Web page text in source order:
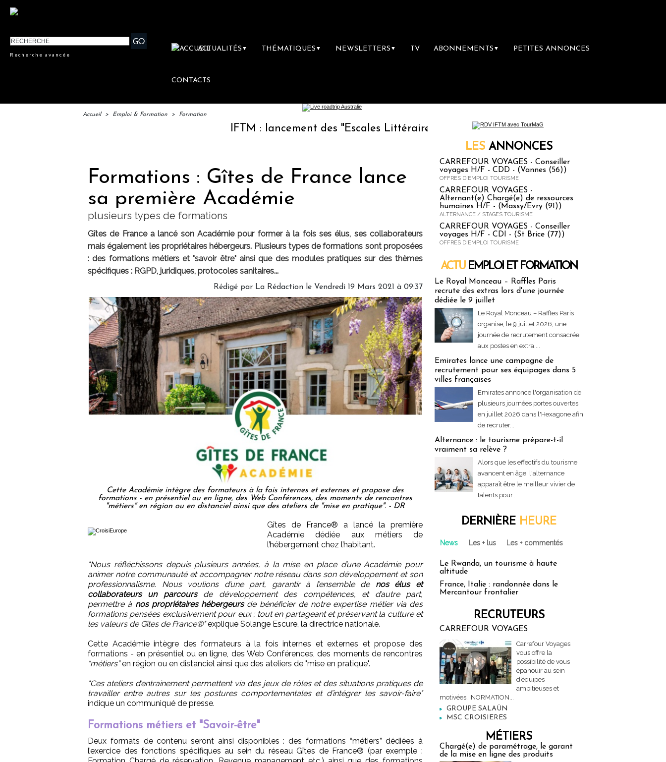
Recherche avancée
ACTUALITÉS ▼ THÉMATIQUES ▼ NEWSLETTERS ▼ TV ABONNEMENTS ▼ PETITES ANNONCES
CONTACTS
Accueil > Emploi & Formation > Formation
IFTM : lancement des "Escales Littéraires", la première librairie du voyage
Formations : Gîtes de France lance
sa première Académie
plusieurs types de formations
Gîtes de France a lancé son Académie pour former à la fois ses élus, ses collaborateurs
mais également les propriétaires hébergeurs. Plusieurs types de formations sont proposées
: des formations métiers et "savoir être" ainsi que des modules pratiques sur des thèmes
spécifiques : RGPD, juridiques, protocoles sanitaires...
Rédigé par La Rédaction le Vendredi 19 Mars 2021 à 09:37
Cette Académie intègre des formateurs à la fois internes et externes et propose des
formations - en présentiel ou en ligne, des Web Conférences, des moments de rencontres
"métiers" en région ou en distanciel ainsi que des ateliers de "mise en pratique". - DR
Gîtes de France® a lancé la première
Académie dédiée aux métiers de
l’hébergement chez l’habitant.
"Nous réfléchissons depuis plusieurs années, à la mise en place d’une Académie pour
animer notre communauté et accompagner notre réseau dans son développement et son
professionnalisme. Nous voulions d’une part, garantir à l’ensemble de nos élus et
collaborateurs un parcoursde développement des compétences, et d’autre part,
permettre à nos propriétaires hébergeursde bénéficier de notre expertise métier via des
formations pensées exclusivement pour eux ; tout en partageant et préservant la culture et
les valeurs de Gîtes de France®"explique Solange Escure, la directrice nationale.
Cette Académie intègre des formateurs à la fois internes et externes et propose des
formations - en présentiel ou en ligne, des Web Conférences, des moments de rencontres
“métiers”en région ou en distanciel ainsi que des ateliers de "mise en pratique".
"Ces ateliers d’entrainement permettent via des jeux de rôles et des situations pratiques de
travailler entre autres sur les postures comportementales et d’intégrer les savoir-faire"
indique un communiqué de presse.
Formations métiers et "Savoir-être"
Deux formats de contenu seront ainsi disponibles : des formations “métiers” dédiées à
l’exercice des fonctions spécifiques au sein du réseau Gîtes de France® (par exemple :
LES ANNONCES
CARREFOUR VOYAGES - Conseiller
voyages H/F - CDD - (Vannes (56))
OFFRES D'EMPLOI TOURISME
CARREFOUR VOYAGES -
Alternant(e) Chargé(e) de ressources
humaines H/F - (Massy/Evry (91))
ALTERNANCE / STAGES TOURISME
CARREFOUR VOYAGES - Conseiller
voyages H/F - CDI - (St Brice (77))
OFFRES D'EMPLOI TOURISME
ACTU EMPLOI ET FORMATION
Le Royal Monceau – Raffles Paris
recrute des extras lors d'une journée
dédiée le 9 juillet
Le Royal Monceau – Raffles Paris
organise, le 9 juillet 2026, une
journée de recrutement consacrée
aux postes en extra....
Emirates lance une campagne de
recrutement pour ses équipages dans 5
villes françaises
Emirates annonce l'organisation de
plusieurs journées portes ouvertes
en juillet 2026 dans l'Hexagone afin
de recruter...
Alternance : le tourisme prépare-t-il
vraiment sa relève ?
Alors que les effectifs du tourisme
avancent en âge, l'alternance
apparaît être le meilleur vivier de
talents pour...
DERNIÈRE HEURE
News Les + lus Les + commentés
Le Rwanda, un tourisme à haute
altitude
France, Italie : randonnée dans le
Mercantour frontalier
RECRUTEURS
CARREFOUR VOYAGES
Carrefour Voyages
vous offre la
possibilité de vous
épanouir au sein
d’équipes
ambitieuses et
motivées. INORMATION...
GROUPE SALAÜN
MSC CROISIERES
MÉTIERS
Chargé(e) de paramétrage, le garant
de la mise en ligne des produits